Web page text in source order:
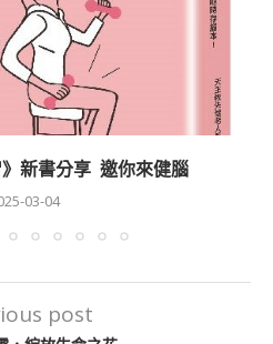
》新書分享 邀你來健腦
03-04
post